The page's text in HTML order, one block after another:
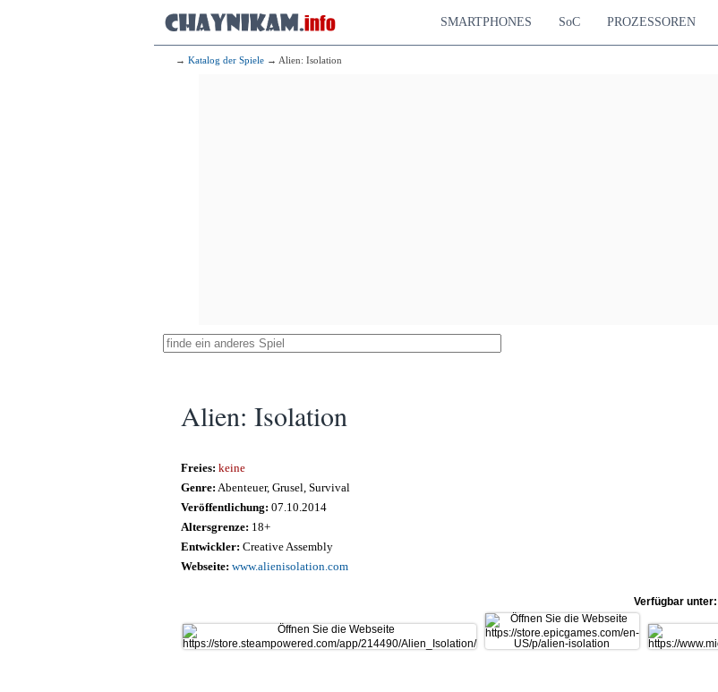
SMARTPHONES SoC PROZESSOREN
→ Katalog der Spiele → Alien: Isolation
Alien: Isolation
Freies: keine
Genre: Abenteuer, Grusel, Survival
Veröffentlichung: 07.10.2014
Altersgrenze: 18+
Entwickler: Creative Assembly
Webseite: www.alienisolation.com
Verfügbar unter: